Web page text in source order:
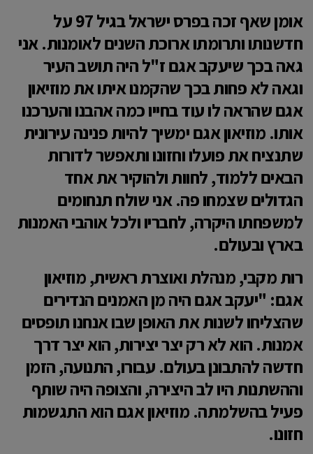
אומן שאף זכה בפרס ישראל בגיל 97 על
חדשנותו ותרומתו ארוכת השנים לאומנות. אני
גאה בכך שיעקב אגם ז"ל היה תושב העיר
וגאה לא פחות בכך שהקמנו איתו את מוזיאון
אגם שהראה לו עוד בחייו כמה אהבנו והערכנו
אותו. מוזיאון אגם ימשיך להיות פנינה עירונית
שתנציח את פועלו וחזונו ותאפשר לדורות
הבאים ללמוד, לחוות ולהוקיר את אחד
הגדולים שצמחו פה. אני שולח תנחומים
למשפחתו היקרה, לחבריו ולכל אוהבי האמנות
בארץ ובעולם.
רות מקבי, מנהלת ואוצרת ראשית, מוזיאון
אגם: "יעקב אגם היה מן האמנים הנדירים
שהצליחו לשנות את האופן שבו אנחנו תופסים
אמנות. הוא לא רק יצר יצירות, הוא יצר דרך
חדשה להתבונן בעולם. עבורו, התנועה, הזמן
וההשתנות היו לב היצירה, והצופה היה שותף
פעיל בהשלמתה. מוזיאון אגם הוא התגשמות
חזונו.